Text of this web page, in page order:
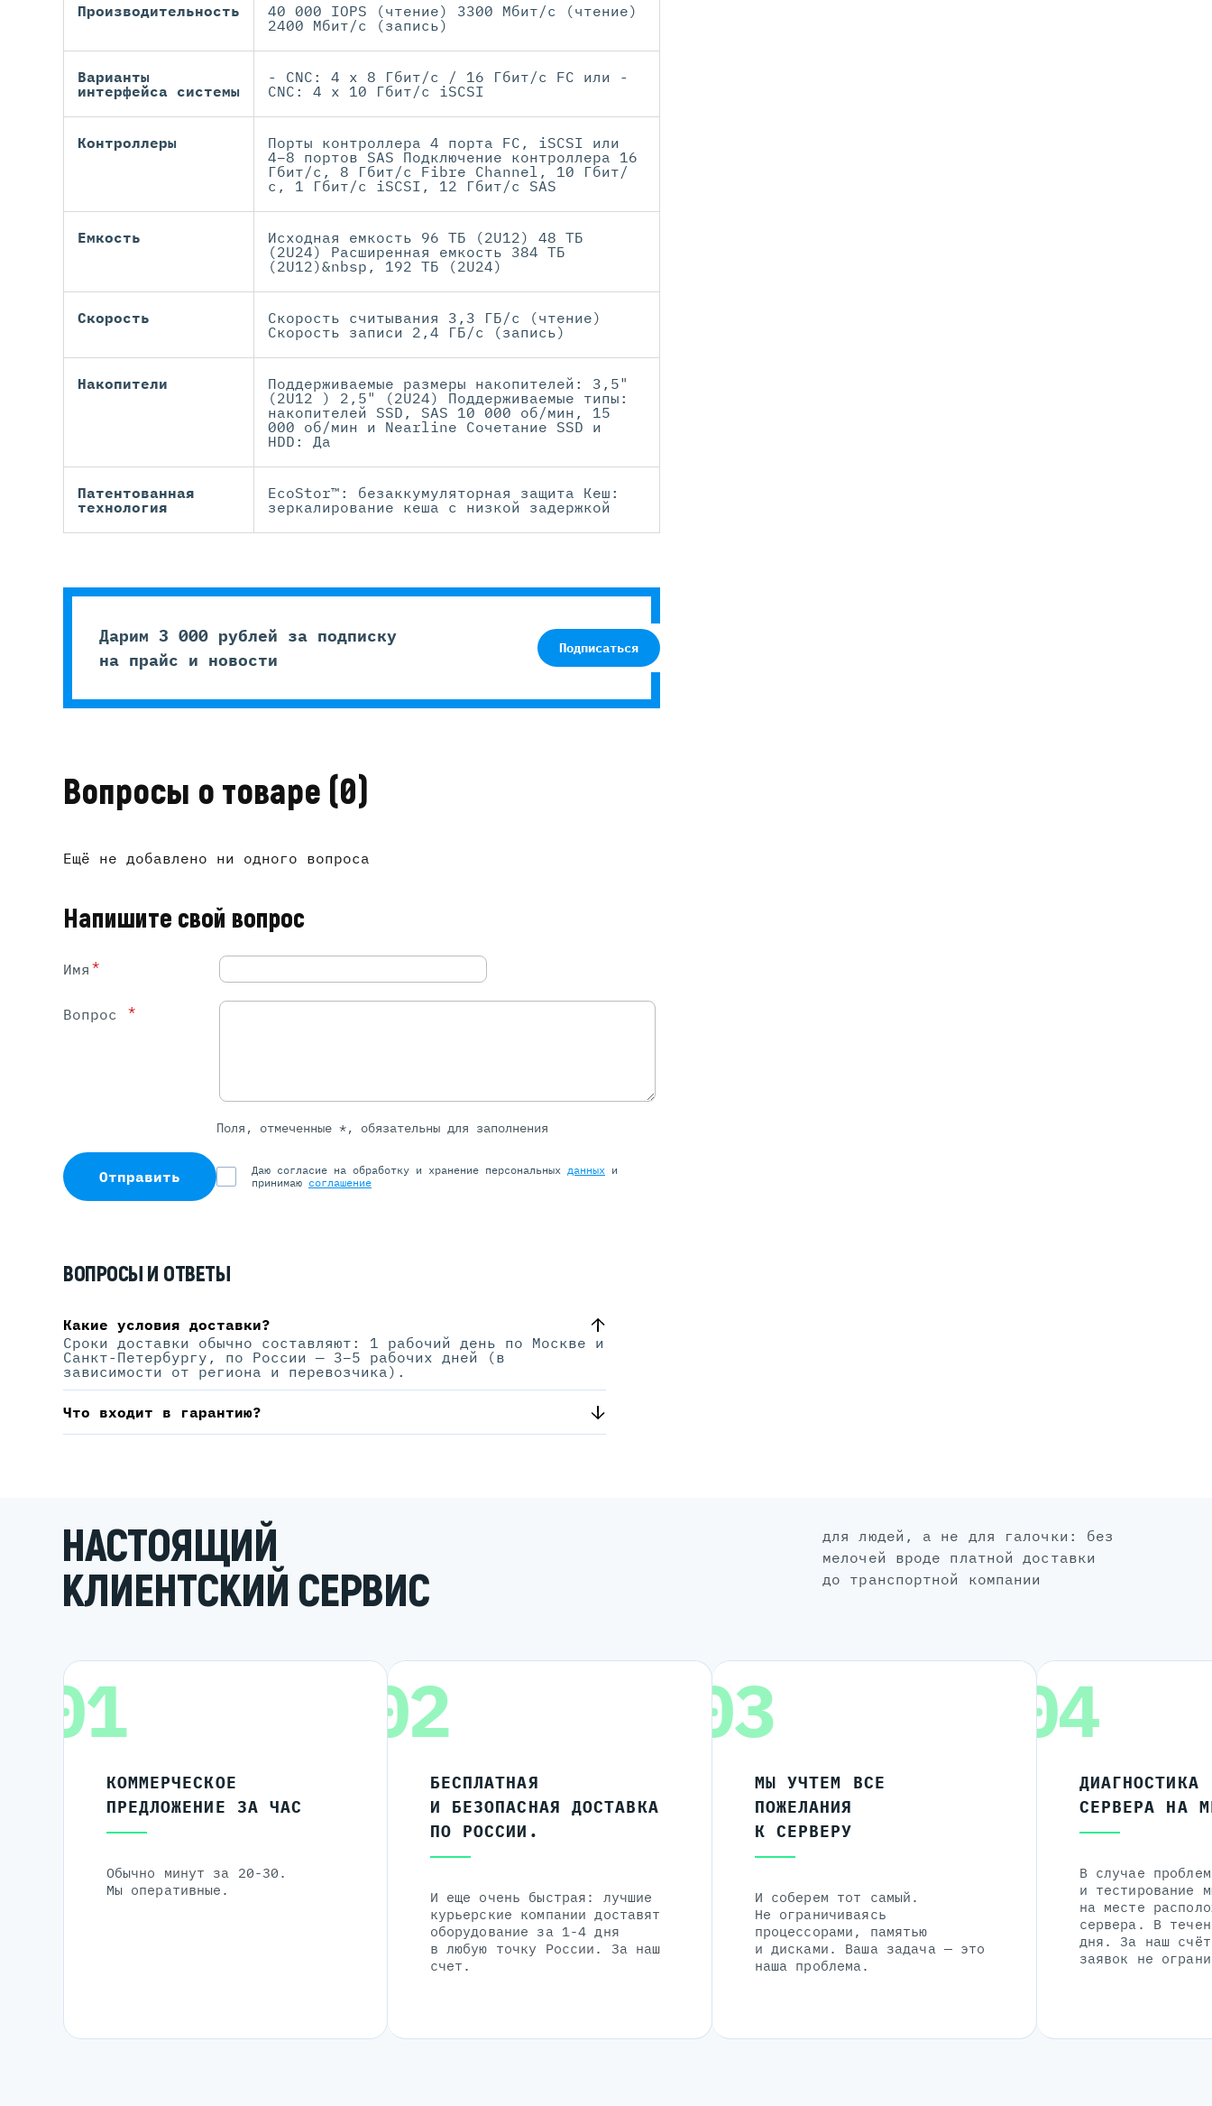
Производительность
40 000 IOPS (чтение) 3300 Мбит/с (чтение)
2400 Мбит/с (запись)
Варианты
интерфейса системы
- CNC: 4 x 8 Гбит/с / 16 Гбит/с FC или -
CNC: 4 x 10 Гбит/с iSCSI
Контроллеры
Порты контроллера 4 порта FC, iSCSI или
4–8 портов SAS Подключение контроллера 16
Гбит/с, 8 Гбит/с Fibre Channel, 10 Гбит/
с, 1 Гбит/с iSCSI, 12 Гбит/с SAS
Емкость
Исходная емкость 96 ТБ (2U12) 48 ТБ
(2U24) Расширенная емкость 384 ТБ
(2U12)&nbsp, 192 ТБ (2U24)
Скорость
Скорость считывания 3,3 ГБ/с (чтение)
Скорость записи 2,4 ГБ/с (запись)
Накопители
Поддерживаемые размеры накопителей: 3,5"
(2U12 ) 2,5" (2U24) Поддерживаемые типы:
накопителей SSD, SAS 10 000 об/мин, 15
000 об/мин и Nearline Сочетание SSD и
HDD: Да
Патентованная
технология
EcoStor™: безаккумуляторная защита Кеш:
зеркалирование кеша с низкой задержкой
Дарим 3 000 рублей за подписку
на прайс и новости
Подписаться
Вопросы о товаре (0)
Ещё не добавлено ни одного вопроса
Напишите свой вопрос
Имя *
Вопрос *
Поля, отмеченные *, обязательны для заполнения
Отправить Даю согласие на обработку и хранение персональных данных и
принимаю соглашение
ВОПРОСЫ И ОТВЕТЫ
Какие условия доставки?
Сроки доставки обычно составляют: 1 рабочий день по Москве и
Санкт-Петербургу, по России — 3–5 рабочих дней (в
зависимости от региона и перевозчика).
Что входит в гарантию?
НАСТОЯЩИЙ
КЛИЕНТСКИЙ СЕРВИС
для людей, а не для галочки: без
мелочей вроде платной доставки
до транспортной компании
01
КОММЕРЧЕСКОЕ
ПРЕДЛОЖЕНИЕ ЗА ЧАС
Обычно минут за 20-30.
Мы оперативные.
02
БЕСПЛАТНАЯ
И БЕЗОПАСНАЯ ДОСТАВКА
ПО РОССИИ.
И еще очень быстрая: лучшие
курьерские компании доставят
оборудование за 1-4 дня
в любую точку России. За наш
счет.
03
МЫ УЧТЕМ ВСЕ
ПОЖЕЛАНИЯ
К СЕРВЕРУ
И соберем тот самый.
Не ограничиваясь
процессорами, памятью
и дисками. Ваша задача — это
наша проблема.
04
ДИАГНОСТИКА
СЕРВЕРА НА
В случае
и тестирование
на месте
сервера. В
дня. За наш
заявок не